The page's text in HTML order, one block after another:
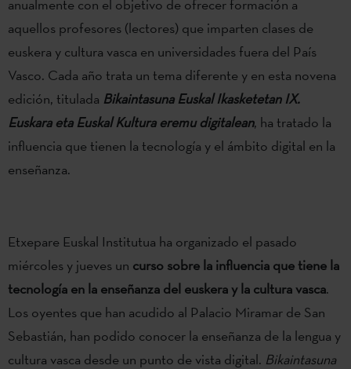
anualmente con el objetivo de ofrecer formación a
aquellos profesores (lectores) que imparten clases de
euskera y cultura vasca en universidades fuera del País
Vasco. Cada año trata un tema diferente y en esta novena
edición, titulada Bikaintasuna Euskal Ikasketetan IX.
Euskara eta Euskal Kultura eremu digitalean, ha tratado la
influencia que tienen la tecnología y el ámbito digital en la
enseñanza.
Etxepare Euskal Institutua ha organizado el pasado
miércoles y jueves un curso sobre la influencia que tiene la
tecnología en la enseñanza del euskera y la cultura vasca.
Los oyentes que han acudido al Palacio Miramar de San
Sebastián, han podido conocer la enseñanza de la lengua y
cultura vasca desde un punto de vista digital. Bikaintasuna